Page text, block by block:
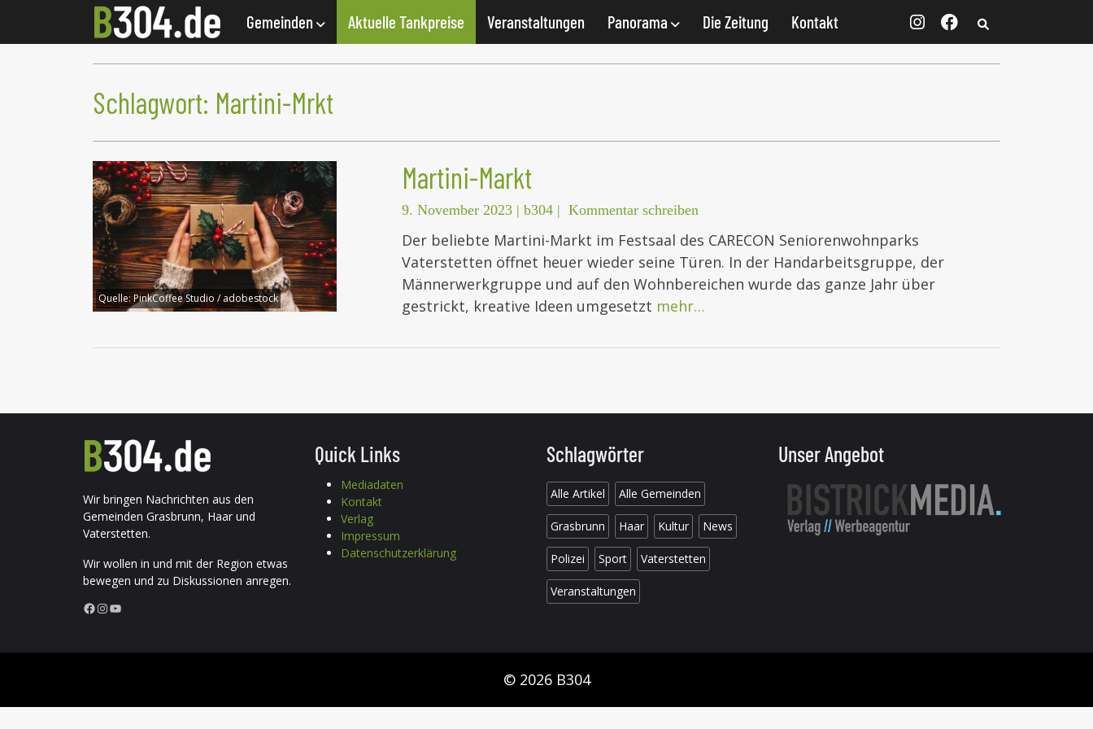
Gemeinden Aktuelle Tankpreise Veranstaltungen Panorama Die Zeitung Kontakt
Schlagwort: Martini-Mrkt
Quelle:PinkCoffee Studio / adobestock
Martini-Markt
9. November 2023 | b304 | Kommentar schreiben
Der beliebte Martini-Markt im Festsaal des CARECON Seniorenwohnparks
Vaterstetten öffnet heuer wieder seine Türen. In der Handarbeitsgruppe, der
Männerwerkgruppe und auf den Wohnbereichen wurde das ganze Jahr über
gestrickt, kreative Ideen umgesetzt mehr…
Wir bringen Nachrichten aus den
Gemeinden Grasbrunn, Haar und
Vaterstetten.
Wir wollen in und mit der Region etwas
bewegen und zu Diskussionen anregen.
Facebook InstagramYouTube
Quick Links
Mediadaten
Kontakt
Verlag
Impressum
Datenschutzerklärung
Schlagwörter
Alle Artikel Alle Gemeinden
Grasbrunn Haar Kultur News
Polizei Sport Vaterstetten
Veranstaltungen
Unser Angebot
© 2026 B304